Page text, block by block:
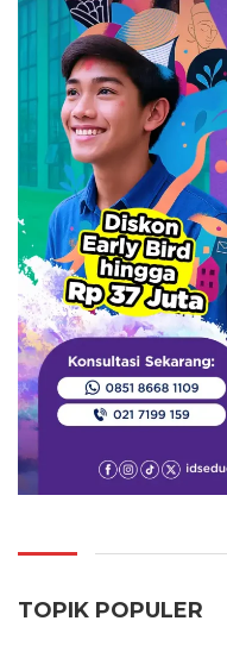
TOPIK POPULER